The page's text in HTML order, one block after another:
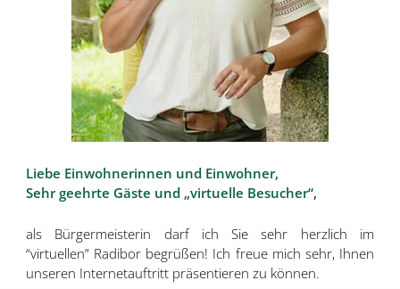
Liebe Einwohnerinnen und Einwohner,
Sehr geehrte Gäste und „virtuelle Besucher“,
als Bürgermeisterin darf ich Sie sehr herzlich im
“virtuellen” Radibor begrüßen! Ich freue mich sehr, Ihnen
unseren Internetauftritt präsentieren zu können.